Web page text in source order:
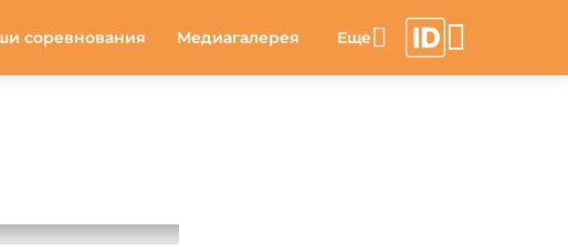
соревнования Медиагалерея